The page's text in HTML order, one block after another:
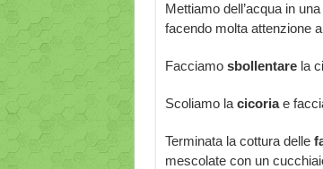
Mettiamo dell’acqua in
facendo molta attenzione
Facciamo sbollentarela
Scoliamo la cicoriae
Terminata la cottura delle
mescolate con un